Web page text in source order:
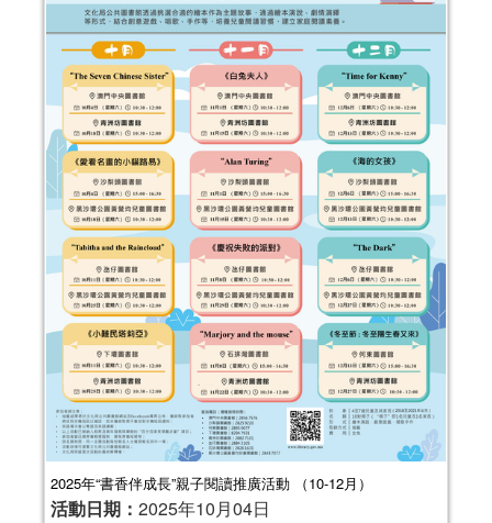
2025年“書香伴成長”親子閱讀推廣活動 （10-12月）
活動日期： 2025年10月04日